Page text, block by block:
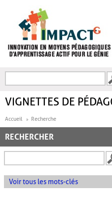
FORMULAIRE DE
VIGNETTES DE
Accueil Recherche
RECHERCHER
Voir tous les mots-clés